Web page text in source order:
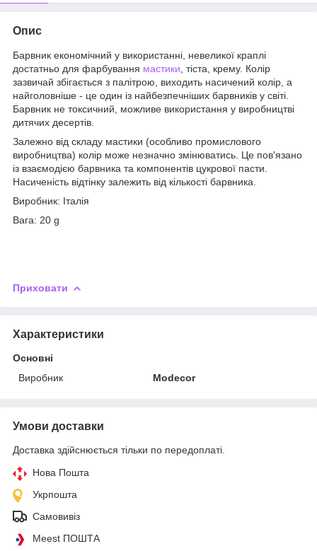
Опис
Барвник економічний у використанні, невеликої краплі
достатньо для фарбування мастики , тіста, крему. Колір
зазвичай збігається з палітрою, виходить насичений колір, а
найголовніше - це один із найбезпечніших барвників у світі.
Барвник не токсичний, можливе використання у виробництві
дитячих десертів.
Залежно від складу мастики (особливо промислового
виробництва) колір може незначно змінюватись. Це пов'язано
із взаємодією барвника та компонентів цукрової пасти.
Насиченість відтінку залежить від кількості барвника.
Виробник: Італія
Вага: 20 g
Приховати
Характеристики
Основні
Виробник
Modecor
Умови доставки
Доставка здійснюється тільки по передоплаті.
Нова Пошта
Укрпошта
Самовивіз
Meest ПОШТА